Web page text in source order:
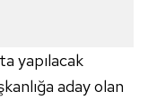
yapılacak
aday olan